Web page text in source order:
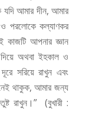
যদি আমার দীন, আমার
ও পরলোকে কল্যাণকর
কাজটি আপনার জ্ঞান
অথবা ইহকাল ও
সরিয়ে রাখুন এবং
থাকুক, আমার জন্য
রাখুন।”(বুখারী :